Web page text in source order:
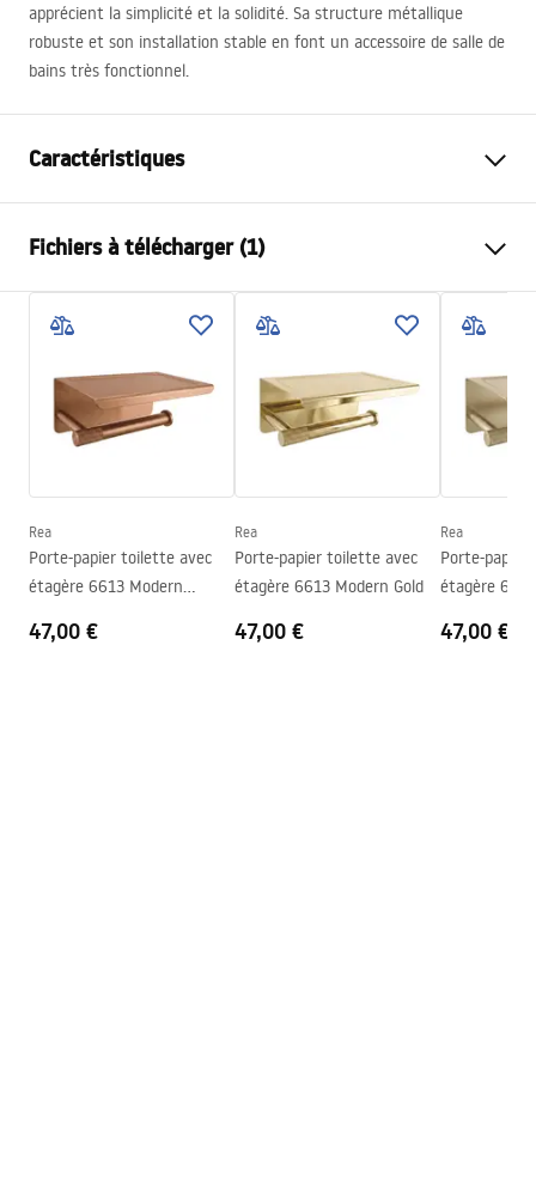
apprécient la simplicité et la solidité. Sa structure métallique
robuste et son installation stable en font un accessoire de salle de
bains très fonctionnel.
Caractéristiques
Matériel
Méthode de montage
À visser
Largeur
200
Hauteur
30mm
Profondeur
60mm
Tomi
Fichiers à télécharger (1)
Conditions de garantie
Rea
Porte-papier toilette avec
étagère 6613 Modern
47,00 €
Rea
Porte-papier toilette avec
étagère 6613 Modern Gold
47,00 €
Rea
Porte-
étagère
47,00 €